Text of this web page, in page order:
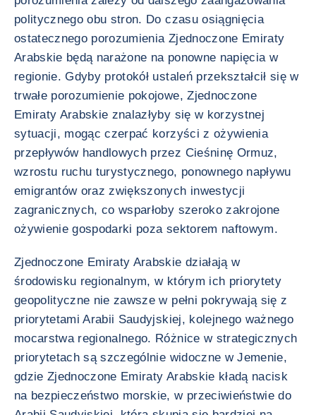
politycznego obu stron. Do czasu osiągnięcia
ostatecznego porozumienia Zjednoczone Emiraty
Arabskie będą narażone na ponowne napięcia w
regionie. Gdyby protokół ustaleń przekształcił się w
trwałe porozumienie pokojowe, Zjednoczone
Emiraty Arabskie znalazłyby się w korzystnej
sytuacji, mogąc czerpać korzyści z ożywienia
przepływów handlowych przez Cieśninę Ormuz,
wzrostu ruchu turystycznego, ponownego napływu
emigrantów oraz zwiększonych inwestycji
zagranicznych, co wsparłoby szeroko zakrojone
ożywienie gospodarki poza sektorem naftowym.
Zjednoczone Emiraty Arabskie działają w
środowisku regionalnym, w którym ich priorytety
geopolityczne nie zawsze w pełni pokrywają się z
priorytetami Arabii Saudyjskiej, kolejnego ważnego
mocarstwa regionalnego. Różnice w strategicznych
priorytetach są szczególnie widoczne w Jemenie,
gdzie Zjednoczone Emiraty Arabskie kładą nacisk
na bezpieczeństwo morskie, w przeciwieństwie do